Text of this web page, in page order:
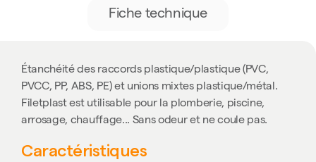
Fiche technique
Étanchéité des raccords plastique/plastique (PVC,
PVCC, PP, ABS, PE) et unions mixtes plastique/métal.
Filetplast est utilisable pour la plomberie, piscine,
arrosage, chauffage... Sans odeur et ne coule pas.
Caractéristiques